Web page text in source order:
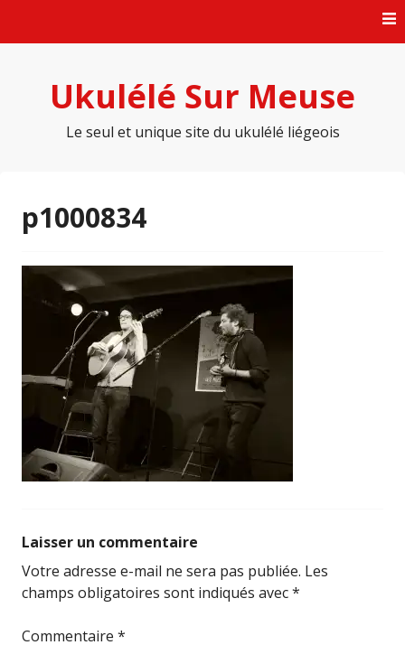
Ukulélé Sur Meuse
Le seul et unique site du ukulélé liégeois
p1000834
Laisser un commentaire
Votre adresse e-mail ne sera pas publiée. Les
champs obligatoires sont indiqués avec*
Commentaire *